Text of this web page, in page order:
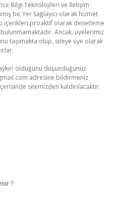
Bilgi Teknolojileri ve İletişim
bir Yer Sağlayıcı olarak hizmet
içerikleri proaktif olarak denetleme
Ancak, üyelerimiz
taşımakta olup, siteye üye olarak
olduğunu düşündüğünüz
adresine bildirmeniz
sitemizden kaldırılacaktır.
?